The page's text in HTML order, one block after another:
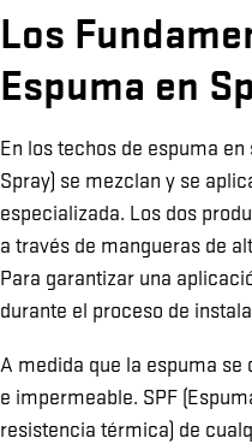
Los
Espuma en
En los techos de espuma
Spray) se mezclan y se
especializada. Los dos
a través de mangueras de
Para garantizar una
durante el proceso de
A medida que la espuma
e impermeable. SPF
resistencia térmica) de